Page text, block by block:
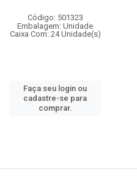
Código: 501323
Embalagem: Unidade
Caixa Com: 24 Unidade(s)
Faça seu login ou
cadastre-se para
comprar.